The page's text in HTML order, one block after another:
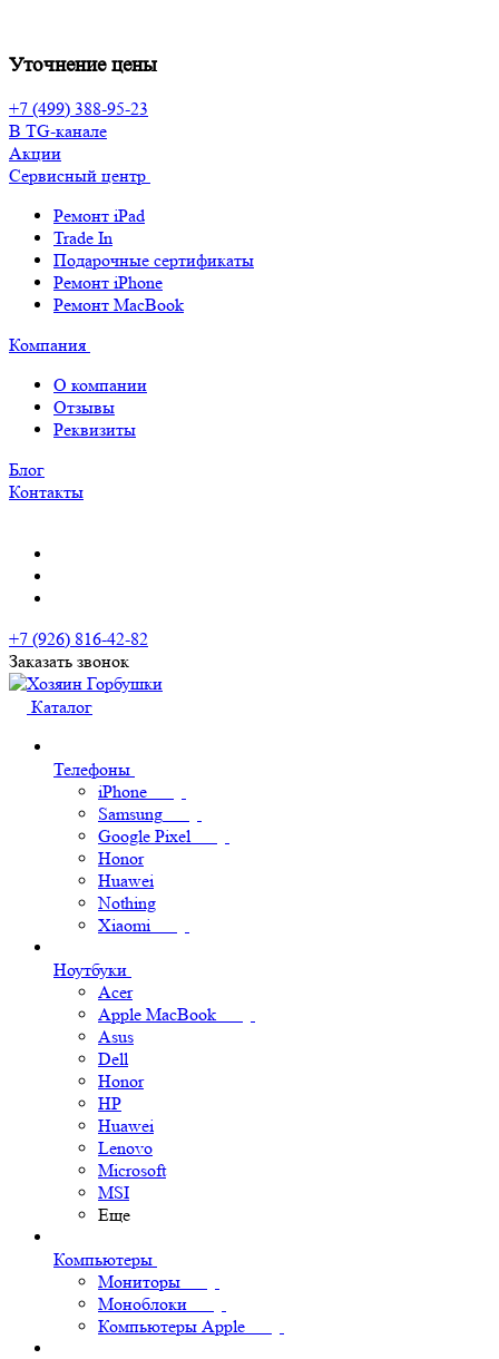
Уточнение цены
+7 (499) 388-95-23
В TG-канале
Акции
Сервисный центр
Ремонт iPad
Trade In
Подарочные сертификаты
Ремонт iPhone
Ремонт MacBook
Компания
О компании
Отзывы
Реквизиты
Блог
Контакты
+7 (926) 816-42-82
Заказать звонок
Каталог
Телефоны
iPhone
Samsung
Google Pixel
Honor
Huawei
Nothing
Xiaomi
Ноутбуки
Acer
Apple MacBook
Asus
Dell
Honor
HP
Huawei
Lenovo
Microsoft
MSI
Еще
Компьютеры
Мониторы
Моноблоки
Компьютеры Apple